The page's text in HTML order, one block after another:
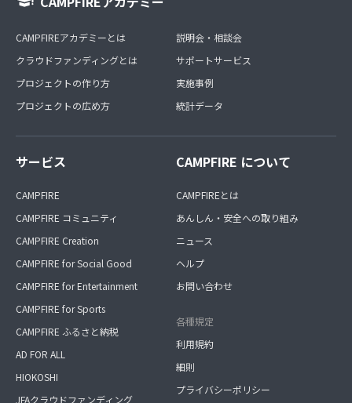
CAMPFIREアカデミーとは
クラウドファンディングとは
プロジェクトの作り方
プロジェクトの広め方
説明会・相談会
サポートサービス
実施事例
統計データ
サービス
CAMPFIRE
CAMPFIRE コミュニティ
CAMPFIRE Creation
CAMPFIRE for Social Good
CAMPFIRE for Entertainment
CAMPFIRE for Sports
CAMPFIRE ふるさと納税
AD FOR ALL
HIOKOSHI
JFAクラウドファンディング
CAMPFIRE について
CAMPFIREとは
あんしん・安全への取り組み
ニュース
ヘルプ
お問い合わせ
各種規定
利用規約
細則
プライバシーポリシー